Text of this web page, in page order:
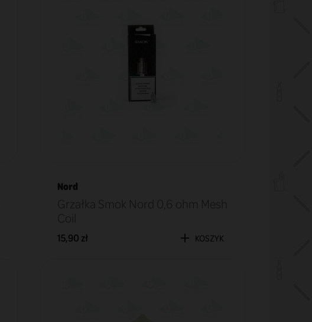
Nord
Grzałka Smok Nord 0,6 ohm Mesh
Coil
15,90 zł KOSZYK